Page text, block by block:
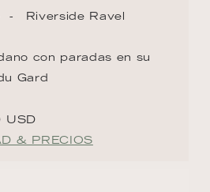
Riverside Ravel
con paradas en su
Gard
USD
& PRECIOS